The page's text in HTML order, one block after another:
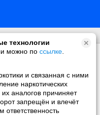
технологии
можно по ссылке
и связанная с ними
наркотических
аналогов причиняет
запрещён и влечёт
ответственность